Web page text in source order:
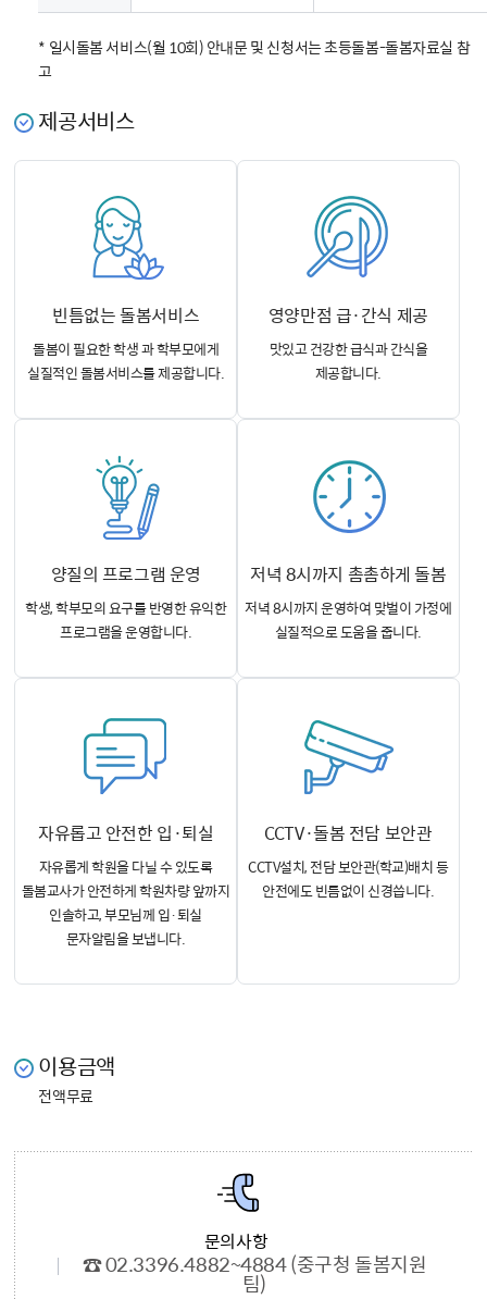
* 일시돌봄 서비스(월 10회) 안내문 및 신청서는 초등돌봄-돌봄자료실 참
고
제공서비스
빈틈없는 돌봄서비스
돌봄이 필요한 학생 과 학부모에게
실질적인 돌봄서비스를 제공합니다.
영양만점 급·간식 제공
맛있고 건강한급식과 간식을
제공합니다.
양질의 프로그램 운영
학생, 학부모의 요구를 반영한유익한
프로그램을 운영합니다.
저녁 8시까지 촘촘하게 돌봄
저녁 8시까지 운영하여 맞벌이 가정에
실질적으로 도움을 줍니다.
자유롭고 안전한 입·퇴실
자유롭게 학원을 다닐 수 있도록
돌봄교사가안전하게 학원차량 앞까지
인솔하고,부모님께 입·퇴실
문자알림을 보냅니다.
CCTV·돌봄 전담 보안관
CCTV설치, 전담 보안관(학교)배치 등
안전에도 빈틈없이 신경씁니다.
이용금액
전액무료
문의사항
☎ 02.3396.4882~4884 (중구청 돌봄지원
팀)